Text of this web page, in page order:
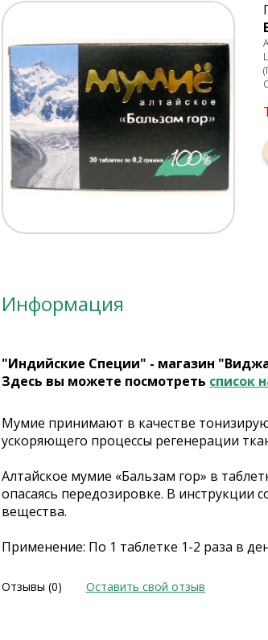
Информация
"Индийские Специи" - магазин
Здесь вы можете посмотреть список
Мумие принимают в качестве
ускоряющего процессы регенерации
Алтайское мумие «Бальзам гор» в
опасаясь передозировке. В
вещества.
Применение: По 1 таблетке 1-2 раза в
Отзывы (0) Оставить свой отзыв